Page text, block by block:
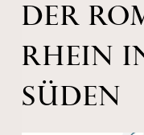
DER
RHEIN
SÜDEN